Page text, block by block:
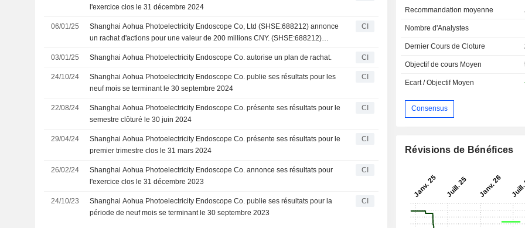
l'exercice clos le 31 décembre 2024
06/01/25
Shanghai Aohua Photoelectricity Endoscope Co, Ltd (SHSE:688212) annonce
un rachat d'actions pour une valeur de 200 millions CNY. (SHSE:688212)
CI
03/01/25 Shanghai Aohua Photoelectricity Endoscope Co. autorise un plan de rachat. CI
24/10/24
Shanghai Aohua Photoelectricity Endoscope Co. publie ses résultats pour les
neuf mois se terminant le 30 septembre 2024
CI
22/08/24
Shanghai Aohua Photoelectricity Endoscope Co. présente ses résultats pour le
semestre clôturé le 30 juin 2024
CI
29/04/24
Shanghai Aohua Photoelectricity Endoscope Co. présente ses résultats pour le
premier trimestre clos le 31 mars 2024
CI
26/02/24
Shanghai Aohua Photoelectricity Endoscope Co. annonce ses résultats pour
l'exercice clos le 31 décembre 2023
CI
24/10/23
Shanghai Aohua Photoelectricity Endoscope Co. publie ses résultats pour la
période de neuf mois se terminant le 30 septembre 2023
CI
Recommandation moyenne
Nombre d'Analystes
Dernier Cours de Cloture
Objectif de cours Moyen
Ecart / Objectif Moyen
Consensus
Révisions de Bénéfices